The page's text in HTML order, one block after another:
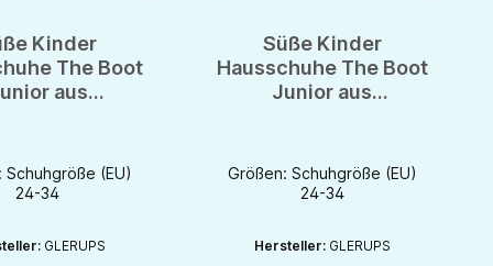
Kinder
The Boot
aus
Schuhgröße (EU)
24-34
GLERUPS
Süße Kinder
Hausschuhe The Boot
Junior aus
Größen: Schuhgröße (EU)
24-34
Hersteller: GLERUPS